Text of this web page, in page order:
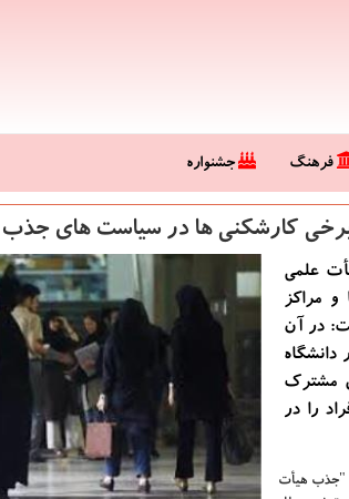
فرهنگ جشنواره
برخی كارشكنی ها در سیاست های
علمی
و مراكز
در آن
دانشگاه
مشترك
را در
"جذب هیأت